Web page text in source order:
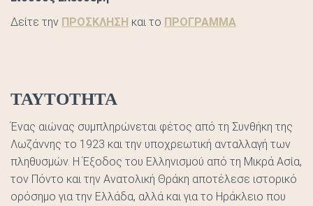
Δείτε την ΠΡΟΣΚΛΗΣΗ και το ΠΡΟΓΡΑΜΜΑ
ΤΑΥΤΟΤΗΤΑ
Ένας αιώνας συμπληρώνεται φέτος από τη Συνθήκη της
Λωζάννης το 1923 και την υποχρεωτική ανταλλαγή των
πληθυσμών. Η Έξοδος του Ελληνισμού από τη Μικρά Ασία,
τον Πόντο και την Ανατολική Θράκη αποτέλεσε ιστορικό
ορόσημο για την Ελλάδα, αλλά και για το Ηράκλειο που